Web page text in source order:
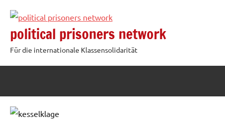
Inhalt
springen
political prisoners network
Für die internationale Klassensolidarität